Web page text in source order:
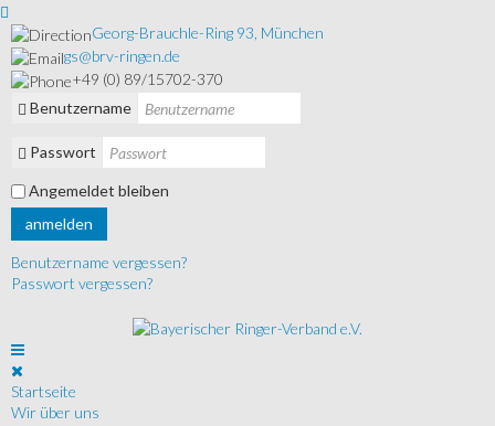
Georg-Brauchle-Ring 93, München
gs@brv-ringen.de
+49 (0) 89/15702-370
Benutzername
Passwort
Angemeldet bleiben
anmelden
Benutzername vergessen?
Passwort vergessen?
Startseite
Wir über uns